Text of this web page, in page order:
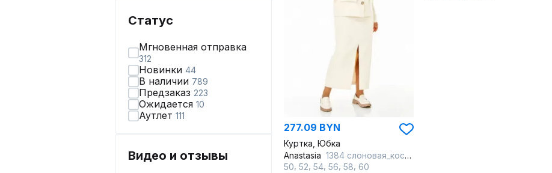
Статус
Мгновенная отправка
312
Новинки 44
В наличии 789
Предзаказ 223
Ожидается 10
Аутлет 111
Видео и отзывы
277.09 BYN
Куртка, Юбка
Anastasia 1384 слоновая_кость
50 52 54 56 58 60